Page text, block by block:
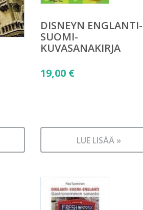
DISNEYN ENGLANTI-
SUOMI-
KUVASANAKIRJA
19,00 €
LUE LISÄÄ »